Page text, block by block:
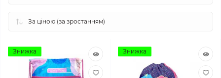
Знижка Знижка